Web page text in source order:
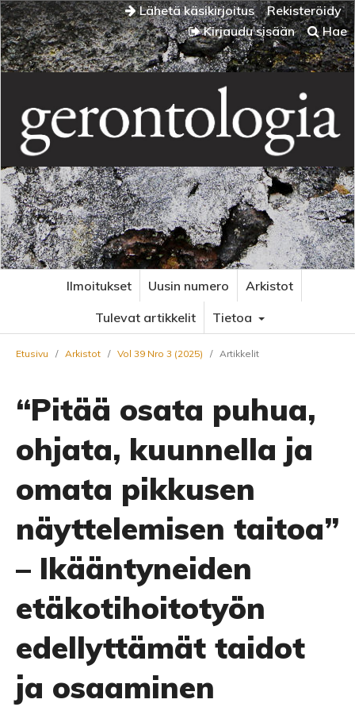
Lähetä käsikirjoitus
Rekisteröidy
Kirjaudu sisään
Hae
Ilmoitukset Uusin numero
Arkistot
Tulevat artikkelit
Tietoa
Etusivu / Arkistot / Vol 39 Nro 3 (2025) / Artikkelit
“Pitää osata puhua,
ohjata, kuunnella ja
omata pikkusen
näyttelemisen taitoa”
– Ikääntyneiden
etäkotihoitotyön
edellyttämät taidot
ja osaaminen